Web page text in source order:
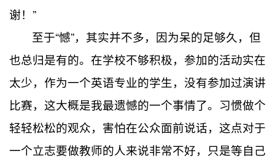
谢！”
至于“憾”，其实并不多，因为呆的足够久，但
也总归是有的。在学校不够积极，参加的活动实在
太少，作为一个英语专业的学生，没有参加过演讲
比赛，这大概是我最遗憾的一个事情了。习惯做个
轻轻松松的观众，害怕在公众面前说话，这点对于
一个立志要做教师的人来说非常不好，只是等自己